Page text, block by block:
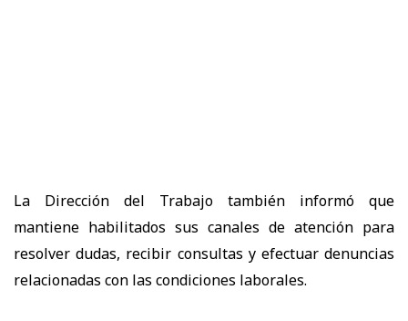
La Dirección del Trabajo también informó que
mantiene habilitados sus canales de atención para
resolver dudas, recibir consultas y efectuar denuncias
relacionadas con las condiciones laborales.